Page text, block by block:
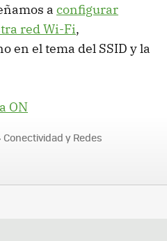
a configurar
red Wi-Fi,
en el tema del SSID y la
ON
Conectividad y Redes